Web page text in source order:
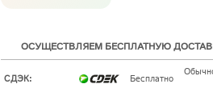
ОСУЩЕСТВЛЯЕМ БЕСПЛАТНУЮ
СДЭК: Бесплатно